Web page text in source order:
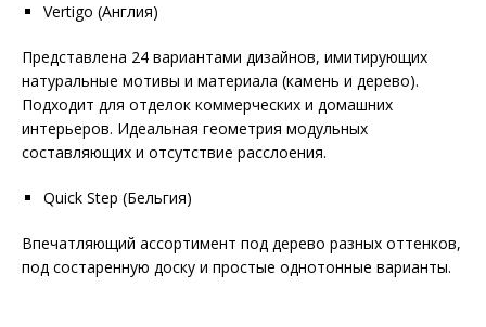
Vertigo (Англия)
Представлена 24 вариантами дизайнов, имитирующих
натуральные мотивы и материала (камень и дерево).
Подходит для отделок коммерческих и домашних
интерьеров. Идеальная геометрия модульных
составляющих и отсутствие расслоения.
Quick Step (Бельгия)
Впечатляющий ассортимент под дерево разных оттенков,
под состаренную доску и простые однотонные варианты.